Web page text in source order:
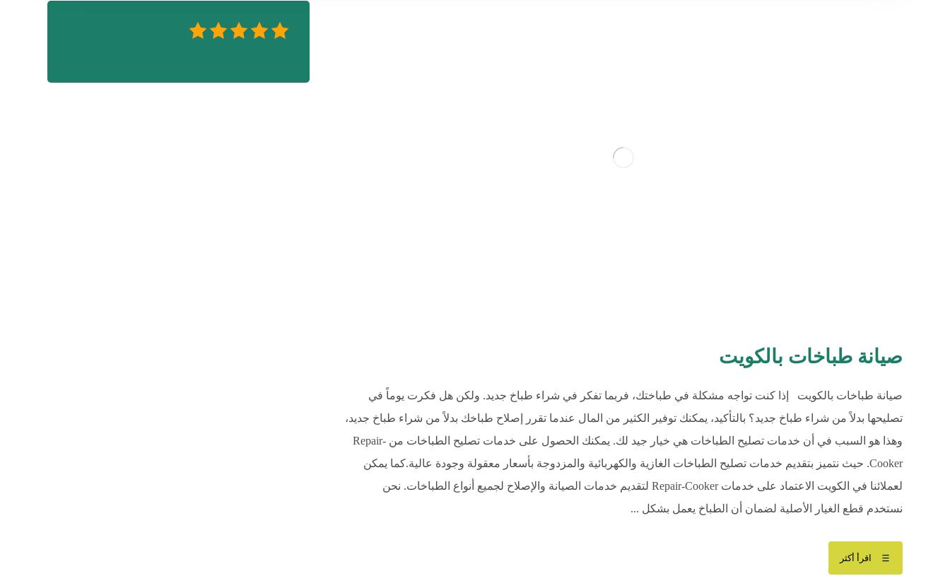
صيانة طباخات بالكويت
صيانة طباخات بالكويت إذا كنت تواجه مشكلة في طباختك، فربما تفكر في شراء طباخ جديد. ولكن هل فكرت يوماً في
تصليحها بدلاً من شراء طباخ جديد؟ بالتأكيد، يمكنك توفير الكثير من المال عندما تقرر إصلاح طباخك بدلاً من شراء طباخ جديد،
وهذا هو السبب في أن خدمات تصليح الطباخات هي خيار جيد لك. يمكنك الحصول على خدمات تصليح الطباخات من Repair-
Cooker. حيث نتميز بتقديم خدمات تصليح الطباخات الغازية والكهربائية والمزدوجة بأسعار معقولة وجودة عالية.كما يمكن
لعملائنا في الكويت الاعتماد على خدمات Repair-Cooker لتقديم خدمات الصيانة والإصلاح لجميع أنواع الطباخات. نحن
نستخدم قطع الغيار الأصلية لضمان أن الطباخ يعمل بشكل ...
اقرأ أكثر